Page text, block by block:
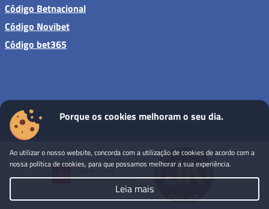
Código Betnacional
Código Novibet
Código bet365
Sites de apostas - Todos os direitos reservados
Porque os cookies melhoram o seu dia.
Ao utilizar o nosso website, concorda com a utilização de cookies de acordo com a
nossa política de cookies, para que possamos melhorar a sua experiência.
Leia mais